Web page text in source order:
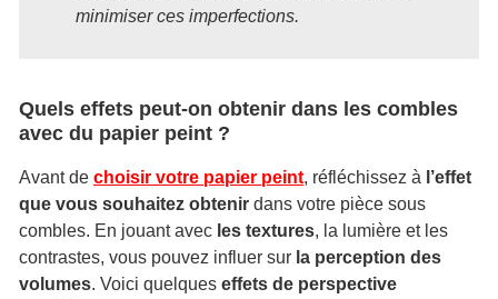
minimiser ces imperfections.
Quels effets peut-on obtenir dans les combles
avec du papier peint ?
Avant de choisir votre papier peint, réfléchissez à l’effet
que vous souhaitez obtenir dans votre pièce sous
combles. En jouant avec les textures, la lumière et les
contrastes, vous pouvez influer sur la perception des
volumes. Voici quelques effets de perspective